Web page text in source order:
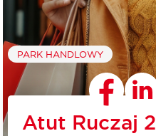
PARK HANDLOWY
Atut Ruczaj 2